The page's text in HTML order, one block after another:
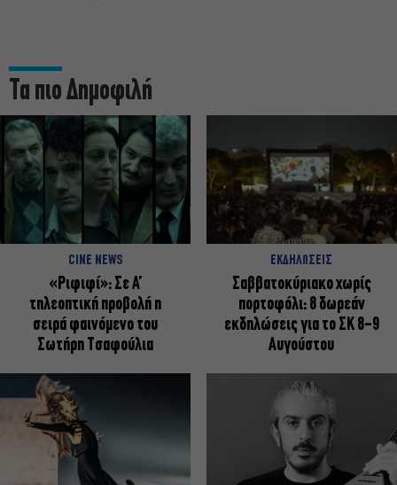
Τα πιο Δημοφιλή
CINE NEWS
«Ριφιφί»: Σε Α’
τηλεοπτική προβολή η
σειρά φαινόμενο του
Σωτήρη Τσαφούλια
ΕΚΔΗΛΩΣΕΙΣ
Σαββατοκύριακο χωρίς
πορτοφόλι: 8 δωρεάν
εκδηλώσεις για το ΣΚ 8-9
Αυγούστου